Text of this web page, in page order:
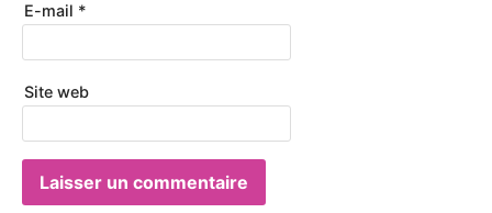
E-mail *
Site web